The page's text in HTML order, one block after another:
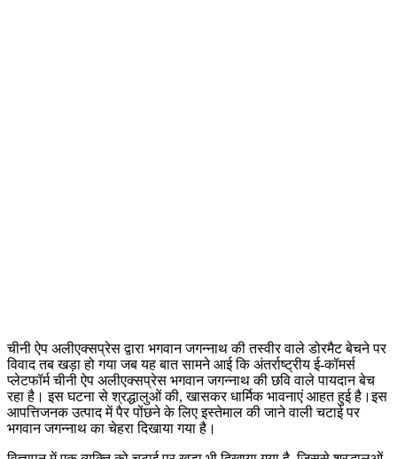
चीनी ऐप अलीएक्सप्रेस द्वारा भगवान जगन्नाथ की तस्वीर वाले डोरमैट बेचने पर
विवाद तब खड़ा हो गया जब यह बात सामने आई कि अंतर्राष्ट्रीय ई-कॉमर्स
प्लेटफॉर्म चीनी ऐप अलीएक्सप्रेस भगवान जगन्नाथ की छवि वाले पायदान बेच
रहा है। इस घटना से श्रद्धालुओं की, खासकर धार्मिक भावनाएं आहत हुई है।इस
आपत्तिजनक उत्पाद में पैर पोंछने के लिए इस्तेमाल की जाने वाली चटाई पर
भगवान जगन्नाथ का चेहरा दिखाया गया है।